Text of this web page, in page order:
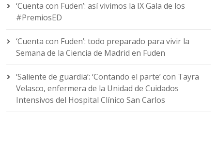
‘Cuenta con Fuden’: así vivimos la IX Gala de los
#PremiosED
‘Cuenta con Fuden’: todo preparado para vivir la
Semana de la Ciencia de Madrid en Fuden
‘Saliente de guardia’: ‘Contando el parte’ con Tayra
Velasco, enfermera de la Unidad de Cuidados
Intensivos del Hospital Clínico San Carlos